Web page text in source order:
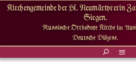
Kirchengemeinde der Hl. Neumärtyrerin
Siegen.
Russische Orthodoxe Kirche im
Deutsche Diözese.